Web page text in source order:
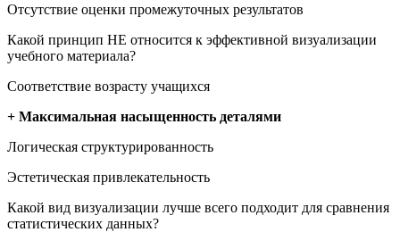
Отсутствие оценки промежуточных результатов
Какой принцип НЕ относится к эффективной визуализации
учебного материала?
Соответствие возрасту учащихся
+ Максимальная насыщенность деталями
Логическая структурированность
Эстетическая привлекательность
Какой вид визуализации лучше всего подходит для сравнения
статистических данных?